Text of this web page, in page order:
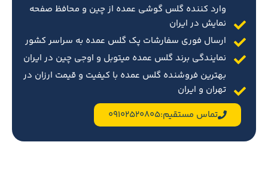
وارد کننده گلس گوشی عمده از چین و محافظ صفحه
نمایش در ایران
ارسال فوری سفارشات پک گلس عمده به سراسر کشور
نمایندگی برند گلس عمده میتوبل و اوجی چین در ایران
بهترین فروشنده گلس عمده با کیفیت و قیمت ارزان در
تهران و ایران
تماس مستقیم:09102520805